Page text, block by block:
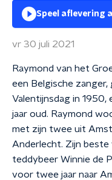
Speel aflevering
vr 30 juli 2021
Raymond van het
een Belgische
Valentijnsdag in
jaar oud. Raymond
met zijn twee uit
Anderlecht. Zijn beste
teddybeer Winnie de
voor twee jaar naar